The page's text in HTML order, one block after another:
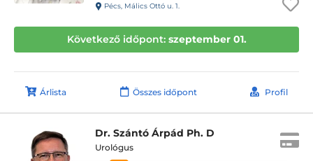
Pécs, Málics Ottó u. 1.
Következő időpont: szeptember 01.
Árlista Összes időpont Profil
Dr. Szántó Árpád Ph. D
Urológus